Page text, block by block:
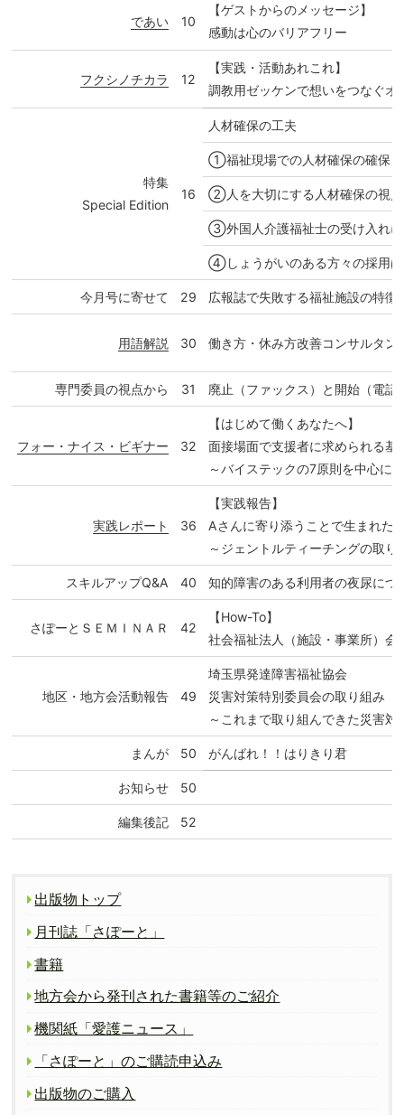
であい 10
【ゲストからのメッセージ】
感動は心のバリアフリー
フクシノチカラ 12
【実践・活動あれこれ】
調教用ゼッケンで想いをつなぐオ
特集
Special Edition
16
人材確保の工夫
①福祉現場での人材確保の確保
②人を大切にする人材確保の視点
③外国人介護福祉士の受け入れ
④しょうがいのある方々の採用
今月号に寄せて 29 広報誌で失敗する福祉施設の特徴
用語解説 30 働き方・休み方改善コンサルタン
専門委員の視点から 31 廃止（ファックス）と開始（電話
フォー・ナイス・ビギナー 32
【はじめて働くあなたへ】
面接場面で支援者に求められる基
～バイステックの7原則を中心に
実践レポート 36
【実践報告】
Aさんに寄り添うことで生まれた
～ジェントルティーチングの取り
スキルアップQ&A 40 知的障害のある利用者の夜尿につ
さぽーとＳＥＭＩＮＡＲ 42
【How-To】
社会福祉法人（施設・事業所）会
地区・地方会活動報告 49
埼玉県発達障害福祉協会
災害対策特別委員会の取り組み
～これまで取り組んできた災害対
まんが 50 がんばれ！！はりきり君
お知らせ 50
編集後記 52
出版物トップ
月刊誌「さぽーと」
書籍
地方会から発刊された書籍等のご紹介
機関紙「愛護ニュース」
「さぽーと」のご購読申込み
出版物のご購入